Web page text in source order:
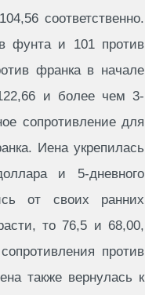
соответственно.
фунта и 101 против
франка в начале
и более чем 3-
сопротивление для
Иена укрепилась
и 5-дневного
от своих ранних
то 76,5 и 68,00,
против
также вернулась к